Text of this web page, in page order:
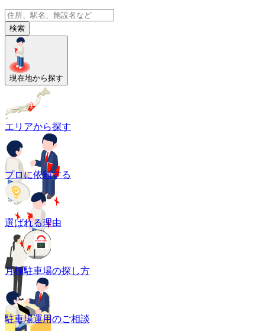
検索
現在地から探す
エリアから探す
プロに依頼する
選ばれる理由
月極駐車場の探し方
駐車場運用のご相談